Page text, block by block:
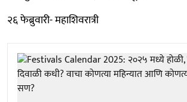
२६ फेब्रुवारी- महाशिवरात्री